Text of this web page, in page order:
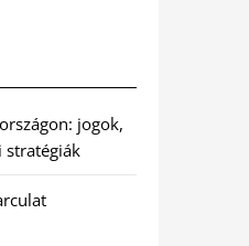
jogok,
stratégiák